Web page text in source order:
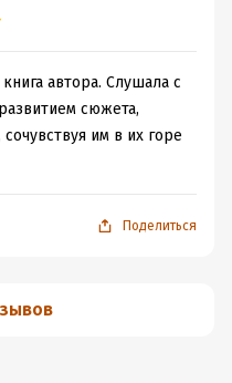
автора. Слушала с
сюжета,
им в их горе
Поделиться